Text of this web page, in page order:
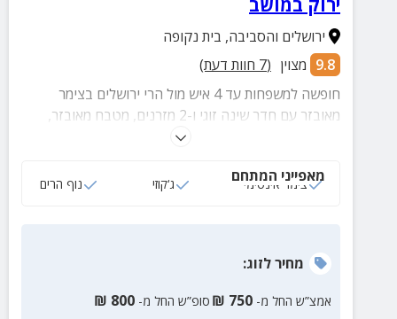
ירוק במושב
ירושלים והסביבה, בית נקופה
9.8 מצוין (
7 חוות דעת)
חופשה למשפחות עד 4 איש מול הרי ירושלים בצימר
מאובזר עם חדר שינה זוגי ו-2 מזרנים, מטבח מאובזר,
פינת אוכל, סלון מרווח וחצר פרטית עם ג'קוזי ספא מפנק
מאפייני המתחם
צימר אינטימי ג‘קוזי נוף הרים
מחירלזוג:
אמצ”ש החל מ- 750
₪ סופ”ש החל מ- 800
₪